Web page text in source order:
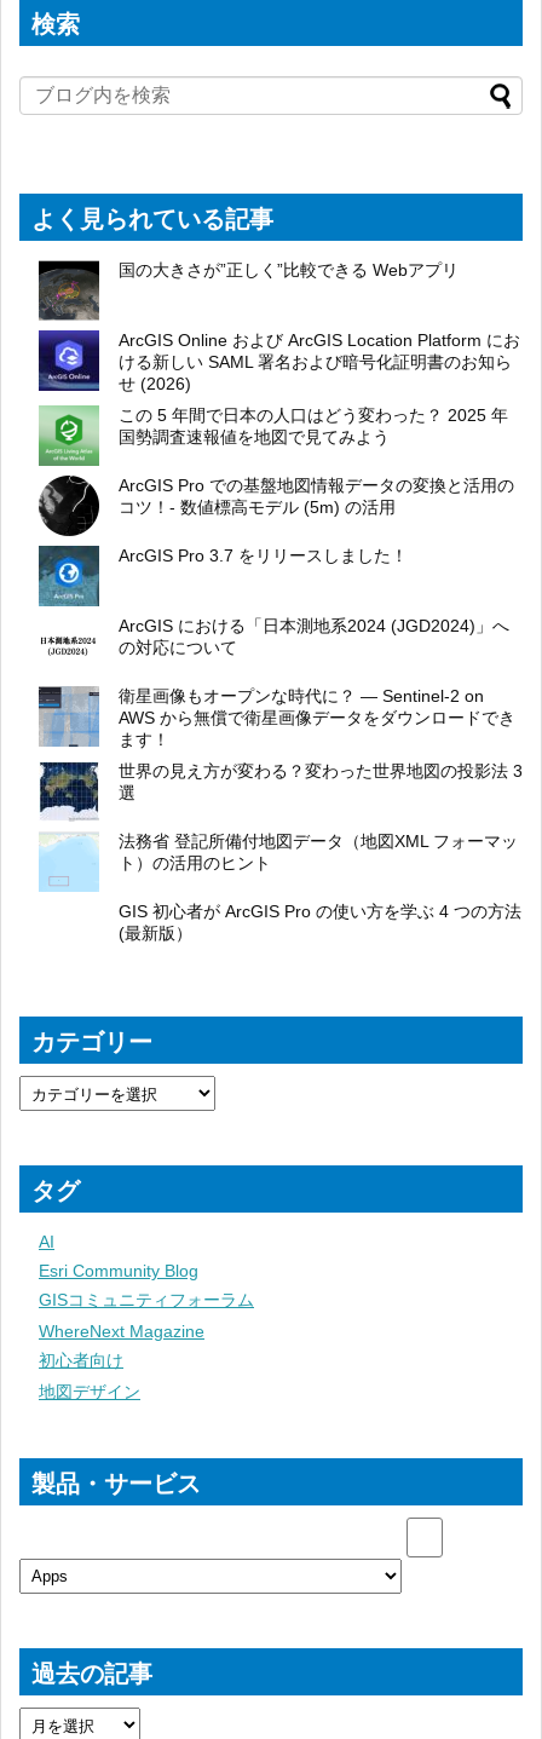
検索
よく見られている記事
国の大きさが”正しく”比較できる Webアプリ
ArcGIS Online および ArcGIS Location Platform にお
ける新しい SAML 署名および暗号化証明書のお知ら
せ (2026)
この 5 年間で日本の人口はどう変わった？ 2025 年
国勢調査速報値を地図で見てみよう
ArcGIS Pro での基盤地図情報データの変換と活用の
コツ！- 数値標高モデル (5m) の活用
ArcGIS Pro 3.7 をリリースしました！
ArcGIS における「日本測地系2024 (JGD2024)」へ
の対応について
衛星画像もオープンな時代に？ ― Sentinel-2 on
AWS から無償で衛星画像データをダウンロードでき
ます！
世界の見え方が変わる？変わった世界地図の投影法 3
選
法務省 登記所備付地図データ（地図XML フォーマッ
ト）の活用のヒント
GIS 初心者が ArcGIS Pro の使い方を学ぶ 4 つの方法
(最新版）
カテゴリー
タグ
AI
Esri Community Blog
GISコミュニティフォーラム
WhereNext Magazine
初心者向け
地図デザイン
製品・サービス
過去の記事